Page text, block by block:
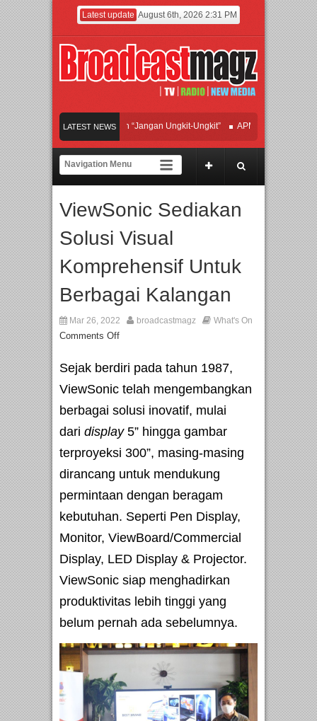
Latest update August 6th, 2026 2:31 PM
LATEST NEWS
Hadirkan Hipdut Modern “Jangan Ungkit-Ungkit” APMF 2026 Dorong
Perpaduan Warisan Dan Semangat Lokal, BIRKENSTOCK INDONESIA
Orchestra Presents The Beatles & Queen – feat. Marcello Tahitoe dan
ViewSonic Sediakan
Solusi Visual
Komprehensif Untuk
Berbagai Kalangan
Mar 26, 2022 broadcastmagz What's On
Comments Off
Sejak berdiri pada tahun 1987,
ViewSonic telah mengembangkan
berbagai solusi inovatif, mulai
dari display5” hingga gambar
terproyeksi 300”, masing-masing
dirancang untuk mendukung
permintaan dengan beragam
kebutuhan. Seperti Pen Display,
Monitor, ViewBoard/Commercial
Display, LED Display & Projector.
ViewSonic siap menghadirkan
produktivitas lebih tinggi yang
belum pernah ada sebelumnya.